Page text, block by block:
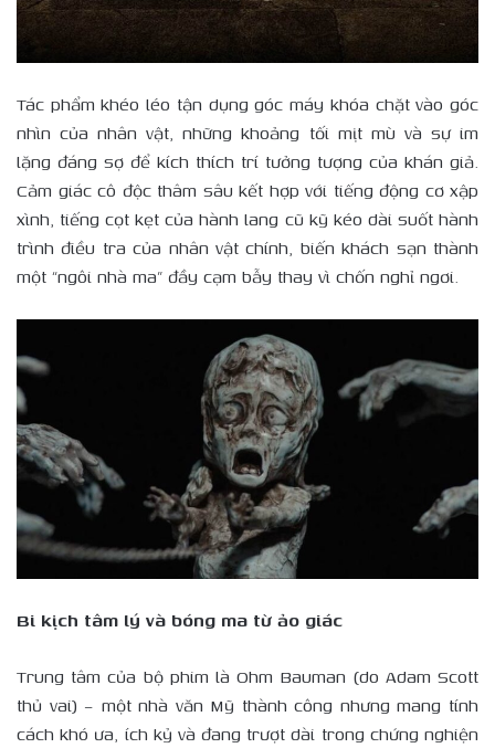
Tác phẩm khéo léo tận dụng góc máy khóa chặt vào góc
nhìn của nhân vật, những khoảng tối mịt mù và sự im
lặng đáng sợ để kích thích trí tưởng tượng của khán giả.
Cảm giác cô độc thâm sâu kết hợp với tiếng động cơ xập
xình, tiếng cọt kẹt của hành lang cũ kỹ kéo dài suốt hành
trình điều tra của nhân vật chính, biến khách sạn thành
một “ngôi nhà ma” đầy cạm bẫy thay vì chốn nghỉ ngơi.
Bi kịch tâm lý và bóng ma từ ảo giác
Trung tâm của bộ phim là Ohm Bauman (do Adam Scott
thủ vai) – một nhà văn Mỹ thành công nhưng mang tính
cách khó ưa, ích kỷ và đang trượt dài trong chứng nghiện